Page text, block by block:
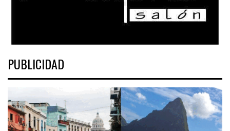
PUBLICIDAD